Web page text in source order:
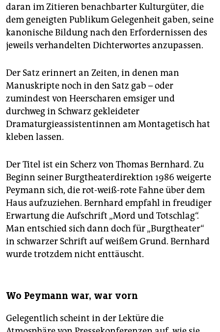
daran im Zitieren benachbarter Kulturgüter, die
dem geneigten Publikum Gelegenheit gaben, seine
kanonische Bildung nach den Erfordernissen des
jeweils verhandelten Dichterwortes anzupassen.
Der Satz erinnert an Zeiten, in denen man
Manuskripte noch in den Satz gab – oder
zumindest von Heerscharen emsiger und
durchweg in Schwarz gekleideter
Dramaturgieassistentinnen am Montagetisch hat
kleben lassen.
Der Titel ist ein Scherz von Thomas Bernhard. Zu
Beginn seiner Burgtheaterdirektion 1986 weigerte
Peymann sich, die rot-weiß-rote Fahne über dem
Haus aufzuziehen. Bernhard empfahl in freudiger
Erwartung die Aufschrift „Mord und Totschlag“.
Man entschied sich dann doch für „Burgtheater“
in schwarzer Schrift auf weißem Grund. Bernhard
wurde trotzdem nicht enttäuscht.
Wo Peymann war, war vorn
Gelegentlich scheint in der Lektüre die